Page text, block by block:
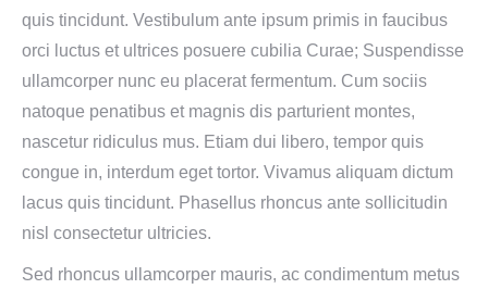
quis tincidunt. Vestibulum ante ipsum primis in faucibus
orci luctus et ultrices posuere cubilia Curae; Suspendisse
ullamcorper nunc eu placerat fermentum. Cum sociis
natoque penatibus et magnis dis parturient montes,
nascetur ridiculus mus. Etiam dui libero, tempor quis
congue in, interdum eget tortor. Vivamus aliquam dictum
lacus quis tincidunt. Phasellus rhoncus ante sollicitudin
nisl consectetur ultricies.
Sed rhoncus ullamcorper mauris, ac condimentum metus